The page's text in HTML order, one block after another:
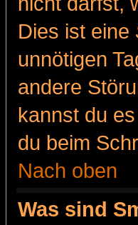
Dies ist eine
unnötigen
andere
kannst du
du beim
Nach oben
Was sind